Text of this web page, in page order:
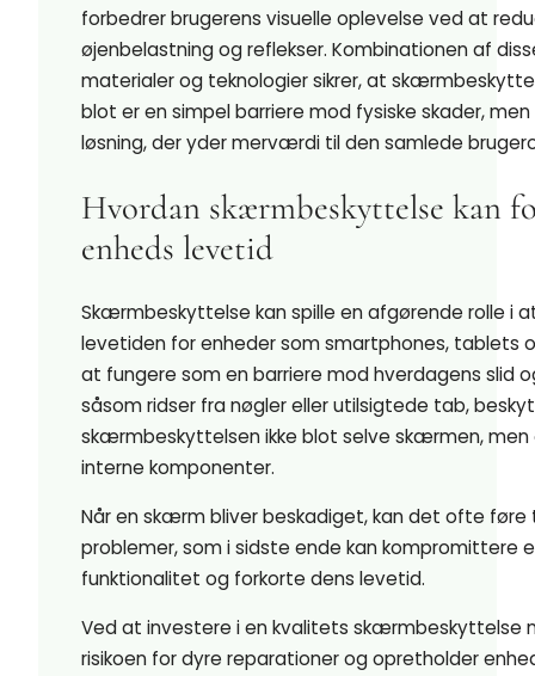
forbedrer brugerens visuelle oplevelse ved at
øjenbelastning og reflekser. Kombinationen af
materialer og teknologier sikrer, at
blot er en simpel barriere mod fysiske skader,
løsning, der yder merværdi til den samlede
Hvordan skærmbeskyttelse kan
enheds levetid
Skærmbeskyttelse kan spille en afgørende rolle i
levetiden for enheder som smartphones, tablets
at fungere som en barriere mod hverdagens slid
såsom ridser fra nøgler eller utilsigtede tab,
skærmbeskyttelsen ikke blot selve skærmen, men
interne komponenter.
Når en skærm bliver beskadiget, kan det ofte føre
problemer, som i sidste ende kan kompromittere
funktionalitet og forkorte dens levetid.
Ved at investere i en kvalitets skærmbeskyttelse
risikoen for dyre reparationer og opretholder